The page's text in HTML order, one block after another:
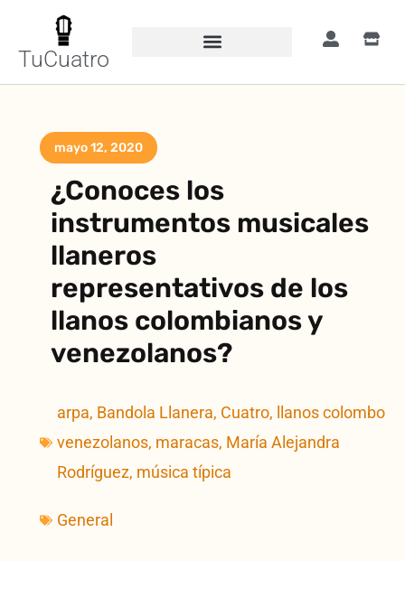
TuCuatro
mayo 12, 2020
¿Conoces los
instrumentos musicales
llaneros
representativos de los
llanos colombianos y
venezolanos?
arpa, Bandola Llanera, Cuatro,
llanos colombo
venezolanos, maracas, María Alejandra
Rodríguez, música típica
General